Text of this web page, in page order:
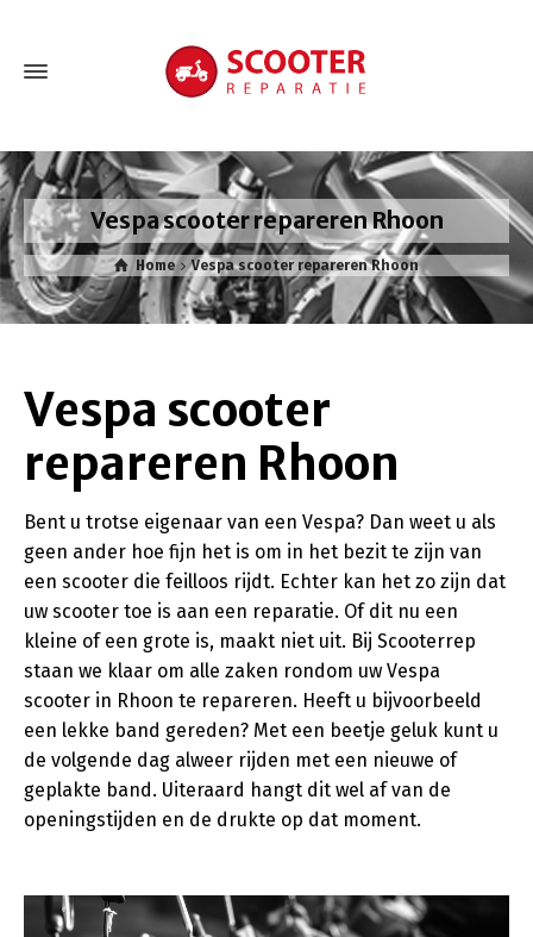
Vespa scooter repareren Rhoon
Home Vespa scooter repareren Rhoon
Vespa scooter
repareren Rhoon
Bent u trotse eigenaar van een Vespa? Dan weet u als
geen ander hoe fijn het is om in het bezit te zijn van
een scooter die feilloos rijdt. Echter kan het zo zijn dat
uw scooter toe is aan een reparatie. Of dit nu een
kleine of een grote is, maakt niet uit. Bij Scooterrep
staan we klaar om alle zaken rondom uw Vespa
scooter in Rhoon te repareren. Heeft u bijvoorbeeld
een lekke band gereden? Met een beetje geluk kunt u
de volgende dag alweer rijden met een nieuwe of
geplakte band. Uiteraard hangt dit wel af van de
openingstijden en de drukte op dat moment.